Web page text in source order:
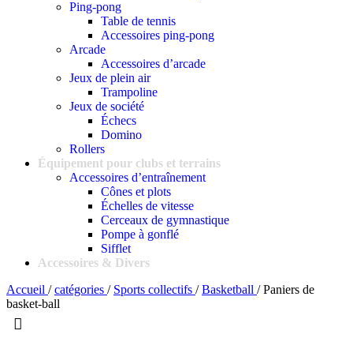
Ping-pong
Table de tennis
Accessoires ping-pong
Arcade
Accessoires d’arcade
Jeux de plein air
Trampoline
Jeux de société
Échecs
Domino
Rollers
Équipement pour clubs et terrains
Accessoires d’entraînement
Cônes et plots
Échelles de vitesse
Cerceaux de gymnastique
Pompe à gonflé
Sifflet
Accessoires & Divers
Accueil / catégories / Sports collectifs / Basketball / Paniers de
basket-ball